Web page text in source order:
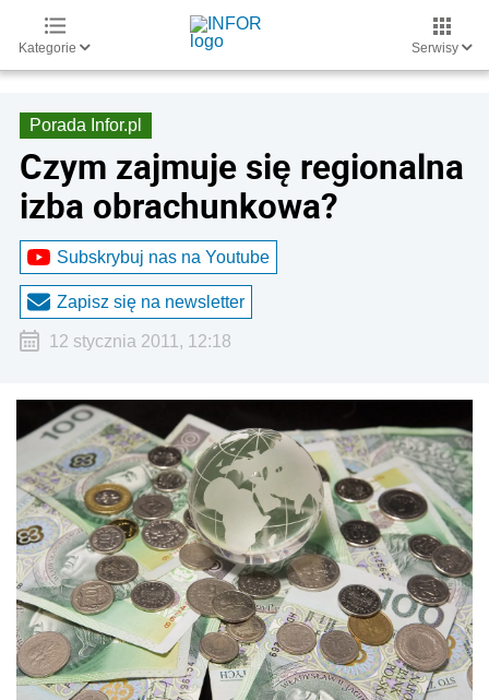
Kategorie Serwisy
Porada Infor.pl
Czym zajmuje się regionalna
izba obrachunkowa?
Subskrybuj nas na Youtube
Zapisz się na newsletter
12 stycznia 2011, 12:18